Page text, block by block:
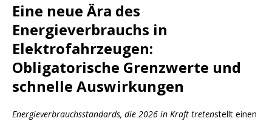
Eine neue Ära des
Energieverbrauchs in
Elektrofahrzeugen:
Obligatorische Grenzwerte und
schnelle Auswirkungen
Energieverbrauchsstandards, die 2026 in Kraft tretenstellt einen